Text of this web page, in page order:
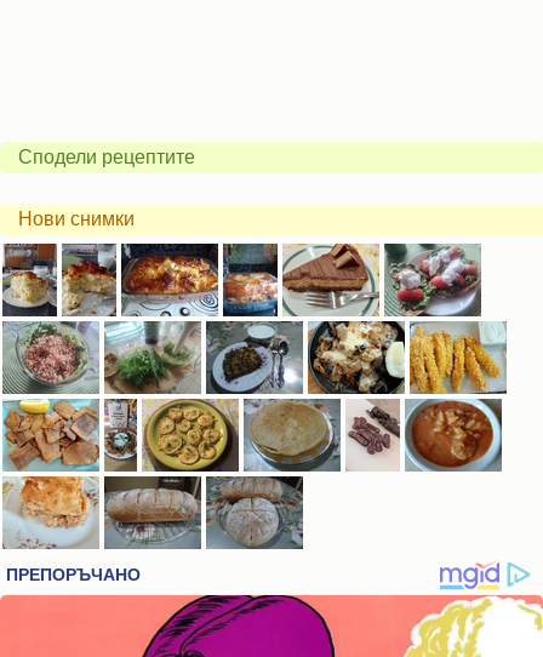
Сподели рецептите
Нови снимки